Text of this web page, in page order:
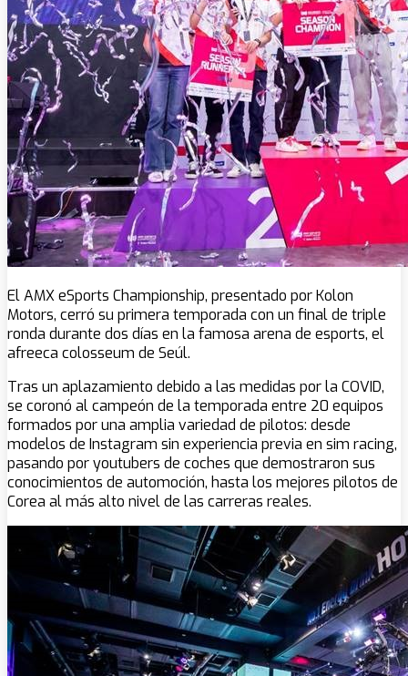
El AMX eSports Championship, presentado por Kolon
Motors, cerró su primera temporada con un final de triple
ronda durante dos días en la famosa arena de esports, el
afreeca colosseum de Seúl.
Tras un aplazamiento debido a las medidas por la COVID,
se coronó al campeón de la temporada entre 20 equipos
formados por una amplia variedad de pilotos: desde
modelos de Instagram sin experiencia previa en sim racing,
pasando por youtubers de coches que demostraron sus
conocimientos de automoción, hasta los mejores pilotos de
Corea al más alto nivel de las carreras reales.